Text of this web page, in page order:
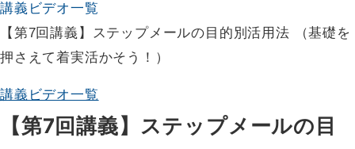
講義ビデオ一覧
【第7回講義】ステップメールの目的別活用法 （基礎を
押さえて着実活かそう！）
講義ビデオ一覧
【第7回講義】ステップメールの目